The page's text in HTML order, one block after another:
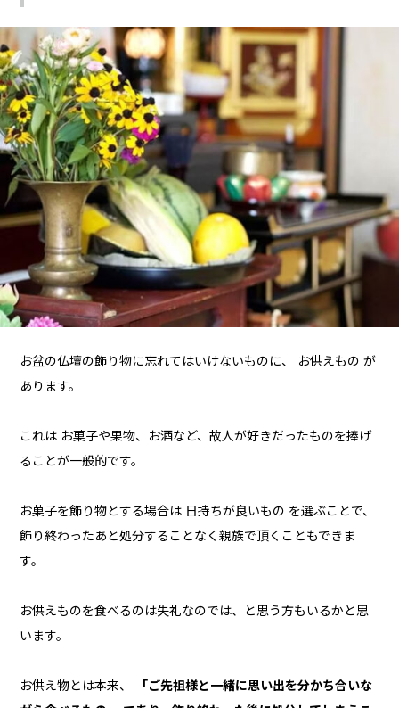
お盆の仏壇の飾り物に忘れてはいけないものに、 お供えもの が
あります。
これは お菓子や果物、お酒など、故人が好きだったものを捧げ
ることが一般的です。
お菓子を飾り物とする場合は 日持ちが良いもの を選ぶことで、
飾り終わったあと処分することなく親族で頂くこともできま
す。
お供えものを食べるのは失礼なのでは、と思う方もいるかと思
います。
お供え物とは本来、
「ご先祖様と一緒に思い出を分かち合いな